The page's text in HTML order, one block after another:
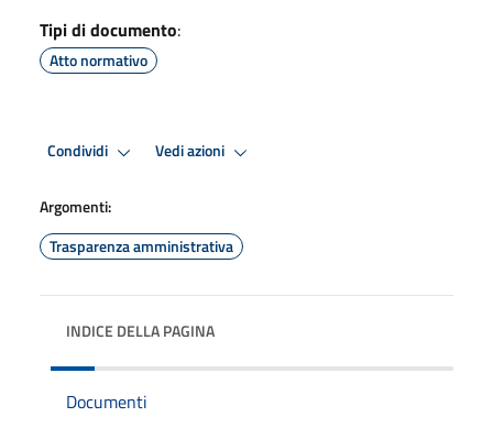
Tipi di documento:
Atto normativo
Condividi Vedi azioni
Argomenti:
Trasparenza amministrativa
INDICE DELLA PAGINA
Documenti